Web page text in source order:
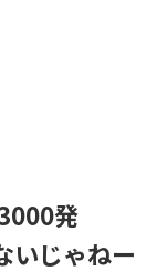
発
いじゃねー